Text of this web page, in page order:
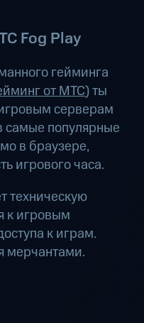
Fog Play
гейминга
от МТС) ты
серверам
самые популярные
в браузере,
игрового часа.
техническую
к игровым
к играм.
мерчантами.